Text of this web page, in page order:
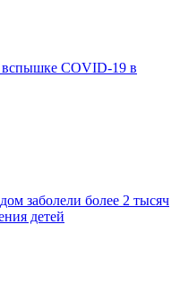
вспышке COVID-19 в
заболели более 2 тысяч
детей